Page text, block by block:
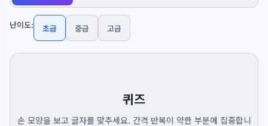
난이도: 초급 중급 고급
퀴즈
손 모양을 보고 글자를 맞추세요. 간격 반복이 약한 부분에 집중합니